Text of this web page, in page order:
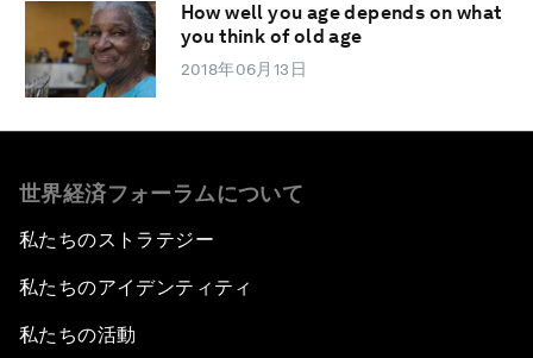
How well you age depends on what
you think of old age
2018年06月13日
世界経済フォーラムについて
私たちのストラテジー
私たちのアイデンティティ
私たちの活動